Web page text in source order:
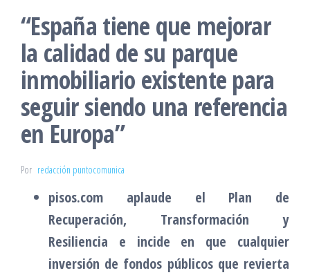
“España tiene que mejorar
la calidad de su parque
inmobiliario existente para
seguir siendo una referencia
en Europa”
Por redacción puntocomunica
pisos.com aplaude el Plan de
Recuperación, Transformación y
Resiliencia e incide en que cualquier
inversión de fondos públicos que revierta